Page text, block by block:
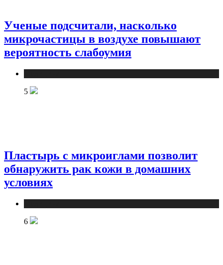
Ученые подсчитали, насколько
микрочастицы в воздухе повышают
вероятность слабоумия
5
Пластырь с микроиглами позволит
обнаружить рак кожи в домашних
условиях
6